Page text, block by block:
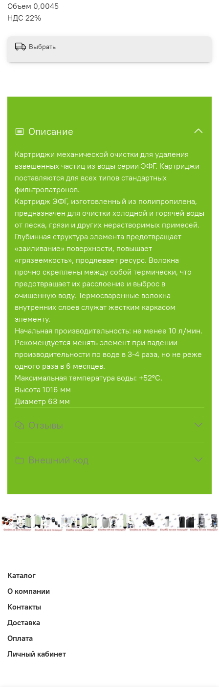
Объем 0,0045
НДС 22%
Выбрать
Описание
Картриджи механической очистки для удаления
взвешенных частиц из воды серии ЭФГ. Картриджи
поставляются для всех типов стандартных
фильтропатронов.
Картридж ЭФГ, изготовленный из полипропилена,
предназначен для очистки холодной и горячей воды
от песка, грязи и других нерастворимых примесей.
Глубинная структура элемента предотвращает
«заиливание» поверхности, повышает
«грязеемкость», продлевает ресурс. Волокна
прочно скреплены между собой термически, что
предотвращает их расслоение и выброс в
очищенную воду. Термосваренные волокна
внутренних слоев служат жестким каркасом
элементу.
Начальная производительность: не менее 10 л/мин.
Рекомендуется менять элемент при падении
производительности по воде в 3-4 раза, но не реже
одного раза в 6 месяцев.
Максимальная температура воды: +52°C.
Высота 1016 мм
Диаметр 63 мм
Отзывы
Внешний код
Каталог
О компании
Контакты
Доставка
Оплата
Личный кабинет